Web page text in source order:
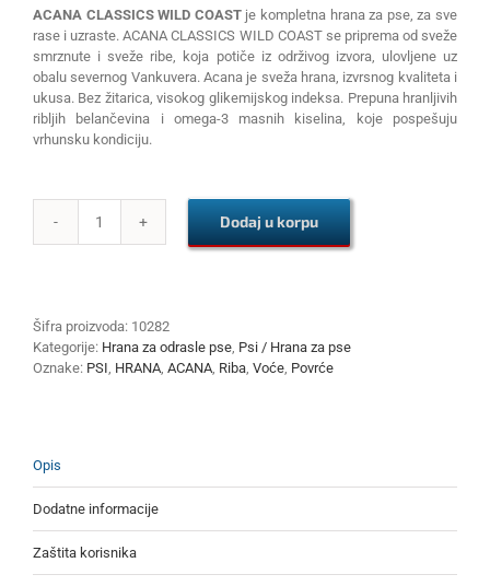
ACANA CLASSICS WILD COASTje kompletna hrana za pse, za sve
rase i uzraste. ACANA CLASSICS WILD COAST se priprema od sveže
smrznute i sveže ribe, koja potiče iz održivog izvora, ulovljene uz
obalu severnog Vankuvera. Acana je sveža hrana, izvrsnog kvaliteta i
ukusa. Bez žitarica, visokog glikemijskog indeksa. Prepuna hranljivih
ribljih belančevina i omega-3 masnih kiselina, koje pospešuju
vrhunsku kondiciju.
ACANA
količina
Dodaj u korpu
Šifra proizvoda: 10282
Kategorije: Hrana za odrasle pse Psi / Hrana za pse
Oznake: PSI HRANA ACANA Riba Voće Povrće
Opis
Dodatne informacije
Zaštita korisnika